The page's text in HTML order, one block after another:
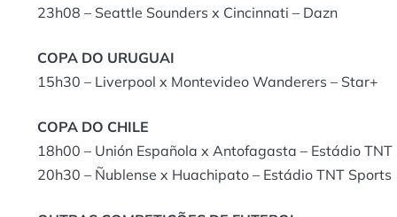
23h08 – Seattle Sounders x Cincinnati – Dazn
COPA DO URUGUAI
15h30 – Liverpool x Montevideo Wanderers – Star+
COPA DO CHILE
18h00 – Unión Española x Antofagasta – Estádio TNT
20h30 – Ñublense x Huachipato – Estádio TNT Sports